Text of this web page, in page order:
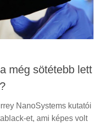
még sötétebb lett
NanoSystems kutatói
et, ami képes volt